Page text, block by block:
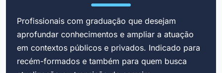
Profissionais com graduação que desejam
aprofundar conhecimentos e ampliar a atuação
em contextos públicos e privados. Indicado para
recém-formados e também para quem busca